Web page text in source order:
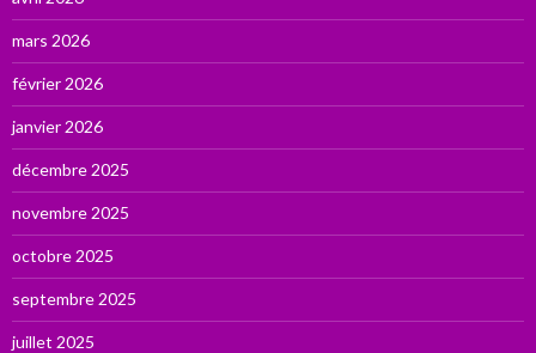
mars 2026
février 2026
janvier 2026
décembre 2025
novembre 2025
octobre 2025
septembre 2025
juillet 2025